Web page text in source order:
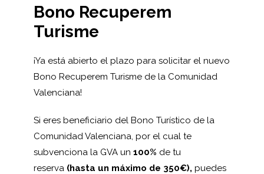
Bono Recuperem
Turisme
¡Ya está abierto el plazo para solicitar el nuevo
Bono Recuperem Turisme de la Comunidad
Valenciana!
Si eres beneficiario del Bono Turístico de la
Comunidad Valenciana, por el cual te
subvenciona la GVA un 100% de tu
reserva(hasta un máximo de 350€), puedes